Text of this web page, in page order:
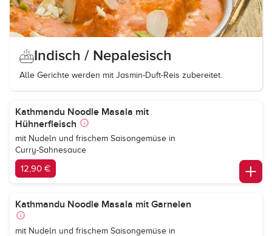
Indisch / Nepalesisch
Alle Gerichte werden mit Jasmin-Duft-Reis zubereitet.
Kathmandu Noodle Masala mit
Hühnerfleisch
mit Nudeln und frischem Saisongemüse in
Curry-Sahnesauce
12,90 €
Kathmandu Noodle Masala mit Garnelen
mit Nudeln und frischem Saisongemüse in